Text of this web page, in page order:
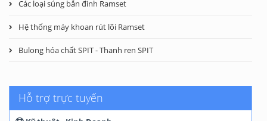
Các loại súng bắn đinh Ramset
Hệ thống máy khoan rút lõi Ramset
Bulong hóa chất SPIT - Thanh ren SPIT
Hỗ trợ trực tuyến